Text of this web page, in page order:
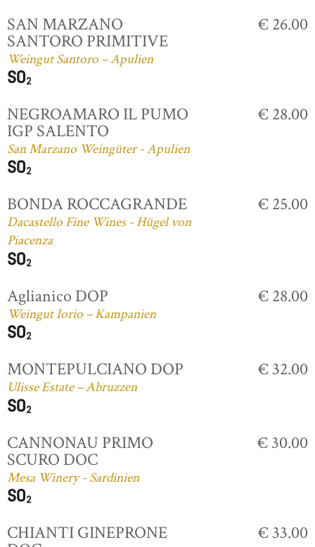
SAN MARZANO
SANTORO PRIMITIVE
Weingut Santoro – Apulien
€ 26.00
NEGROAMARO IL PUMO
IGP SALENTO
San Marzano Weingüter - Apulien
€ 28.00
BONDA ROCCAGRANDE
Dacastello Fine Wines - Hügel von
Piacenza
€ 25.00
Aglianico DOP
Weingut Iorio – Kampanien
€ 28.00
MONTEPULCIANO DOP
Ulisse Estate – Abruzzen
€ 32.00
CANNONAU PRIMO
SCURO DOC
Mesa Winery - Sardinien
€ 30.00
CHIANTI GINEPRONE € 33.00